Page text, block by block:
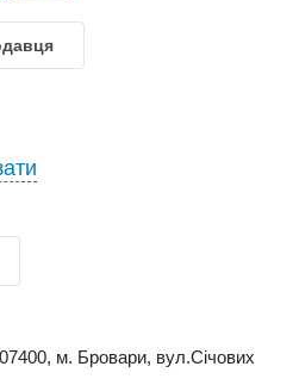
м. Бровари, вул.Січових